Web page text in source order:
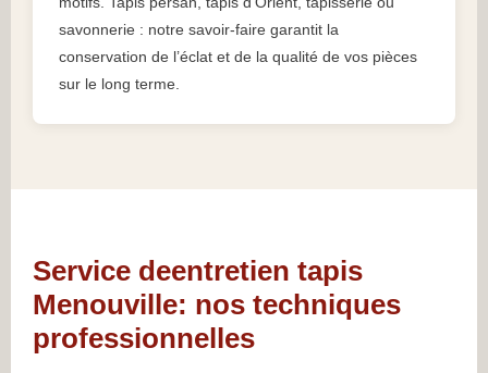
savonnerie : notre savoir-faire garantit la
conservation de l’éclat et de la qualité de vos pièces
sur le long terme.
Service deentretien tapis
Menouville: nos techniques
professionnelles